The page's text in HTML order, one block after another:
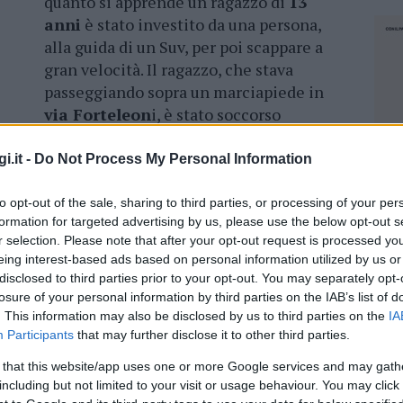
- Do Not Process My Personal Information
opt-out of the sale, sharing to third parties, or processing of your
for targeted advertising by us, please use the below opt-out
selection. Please note that after your opt-out request is processed
interest-based ads based on personal information utilized by us
to third parties prior to your opt-out. You may separately
of your personal information by third parties on the IAB’s list of
This information may also be disclosed by us to third parties on the
Participants that may further disclose it to other third parties.
that this website/app uses one or more Google services and may
but not limited to your visit or usage behaviour. You may
anni è stato investito da una persona,
alla guida di un Suv, per poi scappare a
gran velocità. Il ragazzo, che stava
passeggiando sopra un marciapiede in
via Forteleoni, è stato soccorso
i
distante dal luogo dell’incidente, il
spiegare ai militari perchè non si è fermato